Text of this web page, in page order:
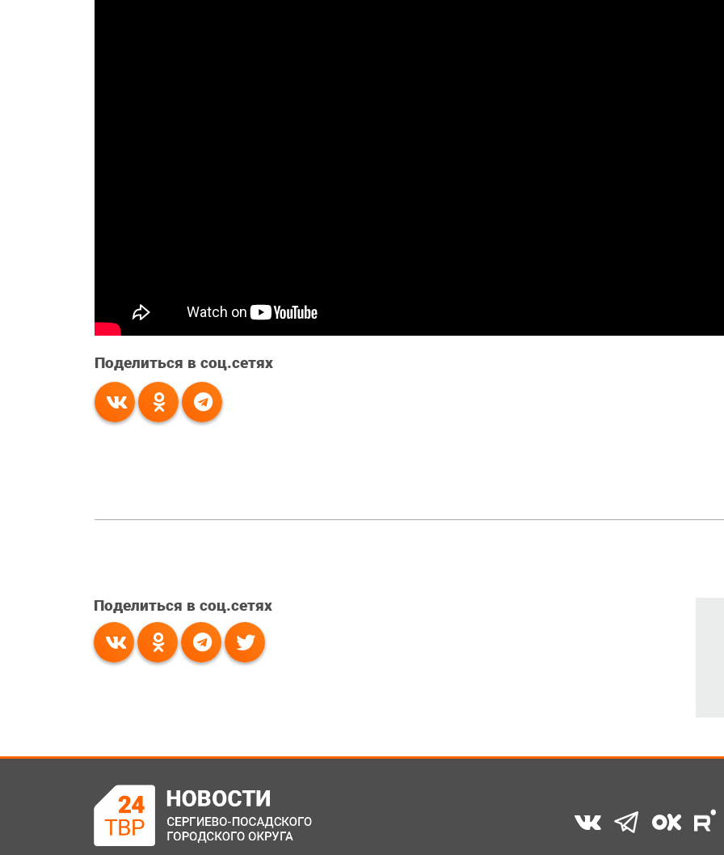
Поделиться в соц.сетях
Поделиться в соц.сетях